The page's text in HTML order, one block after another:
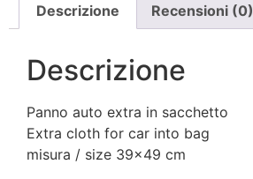
Descrizione Recensioni (0)
Descrizione
Panno auto extra in sacchetto
Extra cloth for car into bag
misura / size 39×49 cm